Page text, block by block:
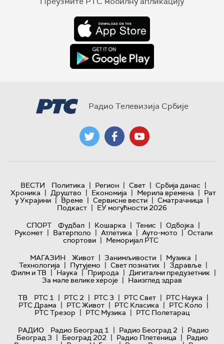
Радио Телевизија Србије
ВЕСТИ Политика | Регион | Свет | Србија данас |
Хроника | Друштво | Економија | Мерила времена | Рат
у Украјини | Време | Сервисне вести | Сматрачница |
Подкаст | ЕУ могућности 2026
СПОРТ
Фудбал | Кошарка | Тенис | Одбојка |
Рукомет | Ватерполо | Атлетика | Ауто-мото | Остали
спортови | Меморијал РТС
МАГАЗИН
Живот | Занимљивости | Музика |
Технологијa | Путујемо | Свет познатих | Здравље |
Филм и ТВ | Наука | Природа | Дигитални предузетник |
За мале велике хероје | Наизглед здрав
ТВ
РТС 1 | РТС 2 | РТС 3 | РТС Свет | РТС Наука |
РТС Драма | РТС Живот | РТС Класика | РТС Коло |
РТС Трезор | РТС Музика | РТС Полетарац
РАДИО
Радио Београд 1 | Радио Београд 2 | Радио
Београд 3 | Београд 202 | Радио Плетеница | Радио